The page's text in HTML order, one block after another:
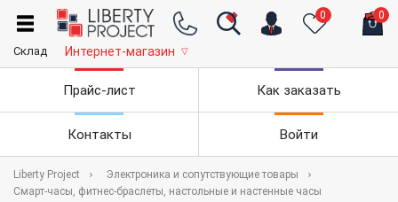
0 0
Склад Интернет-магазин ▽
Прайс-лист Как заказать
Контакты Войти
Liberty Project
Электроника и сопутствующие товары
Смарт-часы, фитнес-браслеты, настольные и настенные часы